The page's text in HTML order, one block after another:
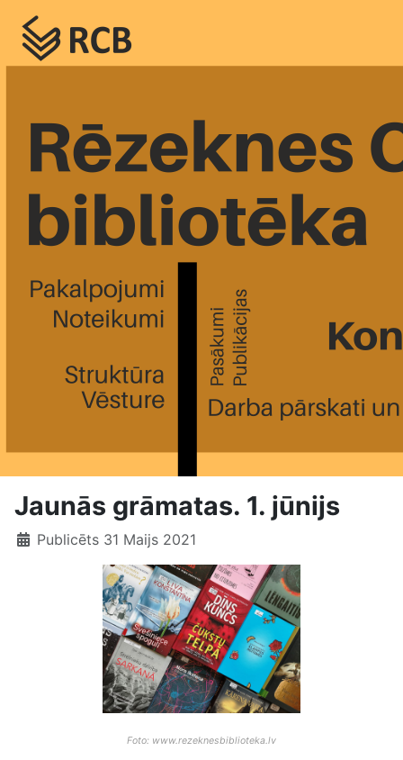
Jaunās grāmatas. 1. jūnijs
Publicēts 31 Maijs 2021
Foto: www.rezeknesbiblioteka.lv